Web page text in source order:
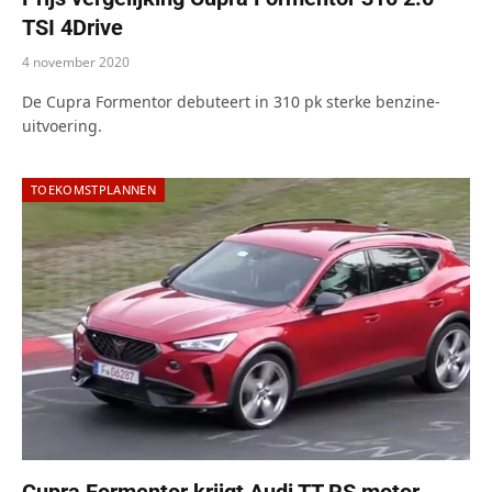
TSI 4Drive
4 november 2020
De Cupra Formentor debuteert in 310 pk sterke benzine-
uitvoering.
TOEKOMSTPLANNEN